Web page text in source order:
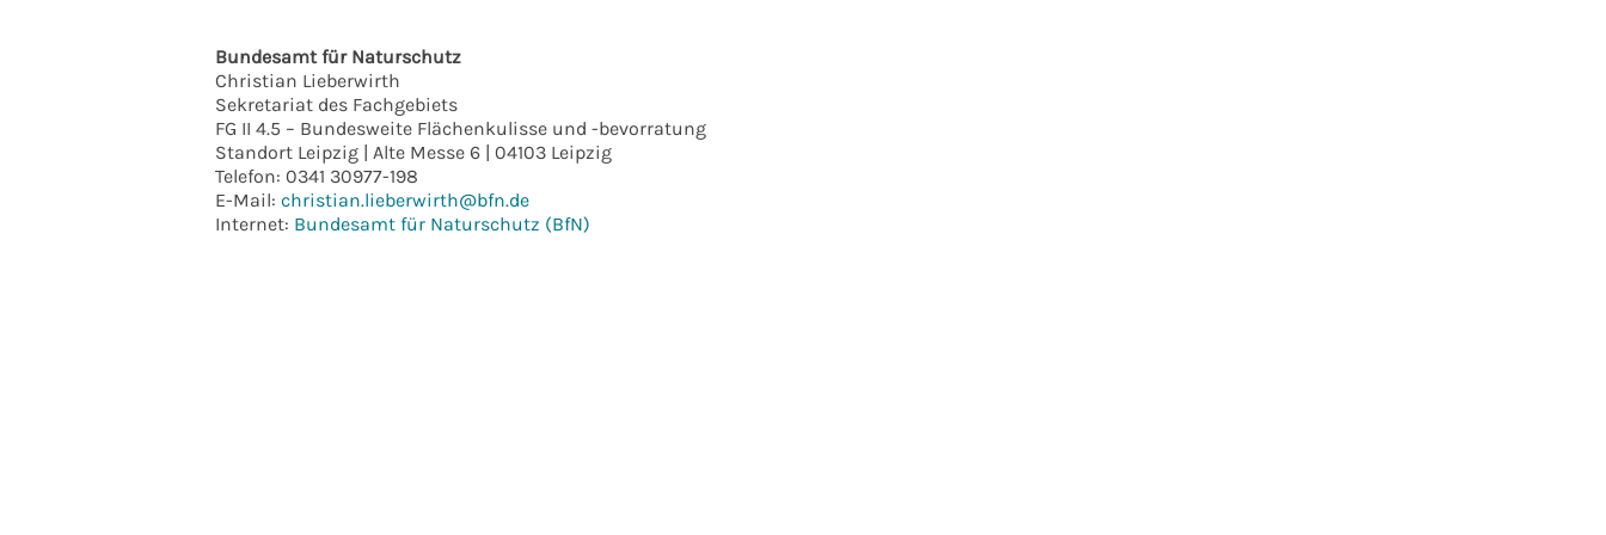
Bundesamt für Naturschutz
Christian Lieberwirth
Sekretariat des Fachgebiets
FG II 4.5 – Bundesweite Flächenkulisse und -bevorratung
Standort Leipzig | Alte Messe 6 | 04103 Leipzig
Telefon: 0341 30977-198
E-Mail: christian.lieberwirth@bfn.de
Internet: Bundesamt für Naturschutz (BfN)